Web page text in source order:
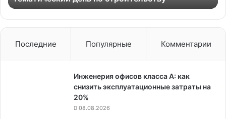
Последние Популярные Комментарии
Инженерия офисов класса А: как
снизить эксплуатационные затраты на
20%
08.08.2026